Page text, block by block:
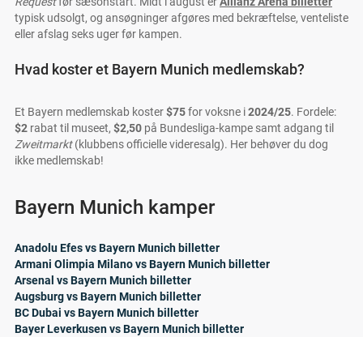
typisk udsolgt, og ansøgninger afgøres med bekræftelse, venteliste
eller afslag seks uger før kampen.
Hvad koster et Bayern Munich medlemskab?
Et Bayern medlemskab koster$75for voksne i2024/25. Fordele:
$2 rabat til museet, $2,50 på Bundesliga-kampe samt adgang til
Zweitmarkt(klubbens officielle videresalg). Her behøver du dog
ikke medlemskab!
Bayern Munich kamper
Anadolu Efes vs Bayern Munich billetter
Armani Olimpia Milano vs Bayern Munich billetter
Arsenal vs Bayern Munich billetter
Augsburg vs Bayern Munich billetter
BC Dubai vs Bayern Munich billetter
Bayer Leverkusen vs Bayern Munich billetter